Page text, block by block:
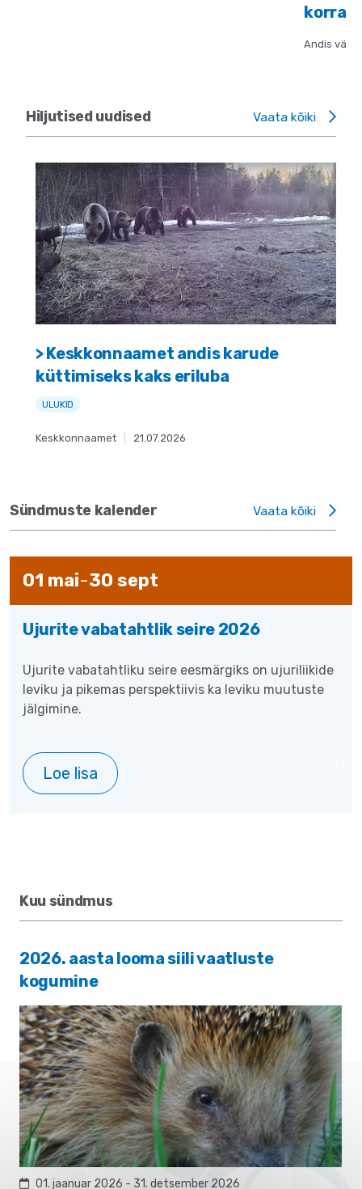
Andis välja
Hiljutised uudised Vaata kõiki
ULUKID
> Keskkonnaamet andis karude
küttimiseks kaks eriluba
Keskkonnaamet 21.07.2026
Sündmuste kalender Vaata kõiki
01 mai-30 sept
Ujurite vabatahtlik seire 2026
Ujurite vabatahtliku seire eesmärgiks on ujuriliikide
leviku ja pikemas perspektiivis ka leviku muutuste
jälgimine.
Loe lisa
Kuu sündmus
2026. aasta looma siili vaatluste
kogumine
01. jaanuar 2026 - 31. detsember 2026